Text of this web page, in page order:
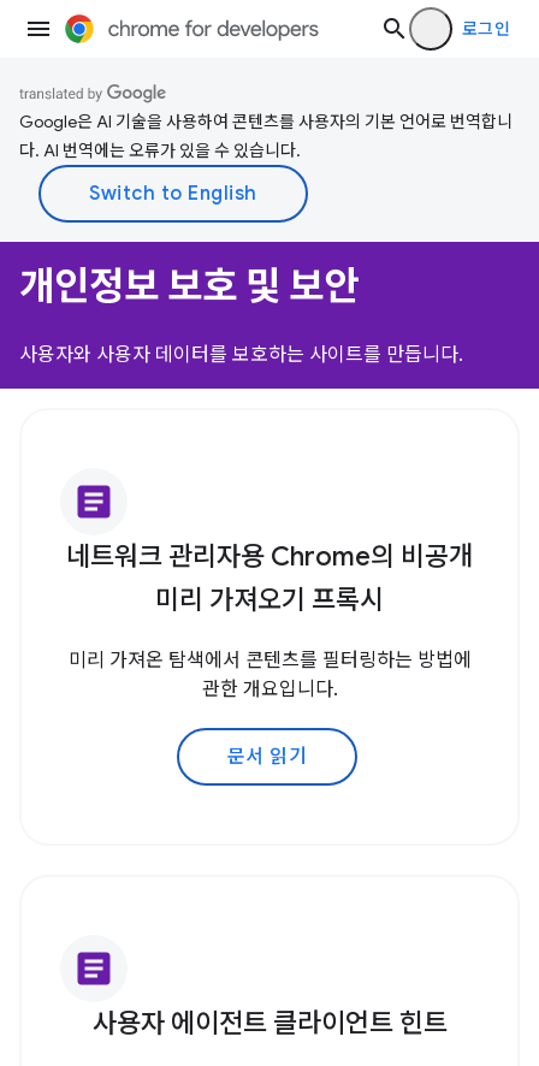
로그인
Google은 AI 기술을 사용하여 콘텐츠를 사용자의 기본 언어로 번역합니
다. AI 번역에는 오류가 있을 수 있습니다.
개인정보 보호 및 보안
사용자와 사용자 데이터를 보호하는 사이트를 만듭니다.
article
네트워크 관리자용 Chrome의 비공개
미리 가져오기 프록시
미리 가져온 탐색에서 콘텐츠를 필터링하는 방법에
관한 개요입니다.
문서 읽기
article
사용자 에이전트 클라이언트 힌트